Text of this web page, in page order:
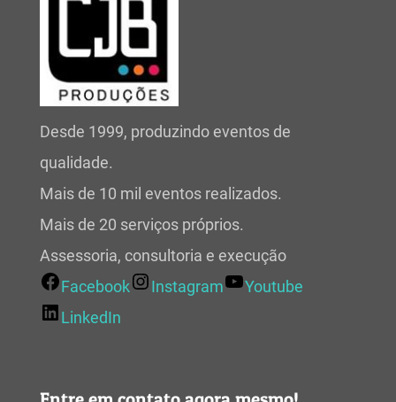
Desde 1999, produzindo eventos de
qualidade.
Mais de 10 mil eventos realizados.
Mais de 20 serviços próprios.
Assessoria, consultoria e execução
Facebook
Instagram
Youtube
LinkedIn